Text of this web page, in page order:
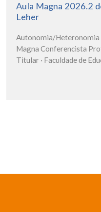
Aula Magna 2026.2
Leher
Autonomia/Heteronomia
Magna Conferencista
Titular · Faculdade de